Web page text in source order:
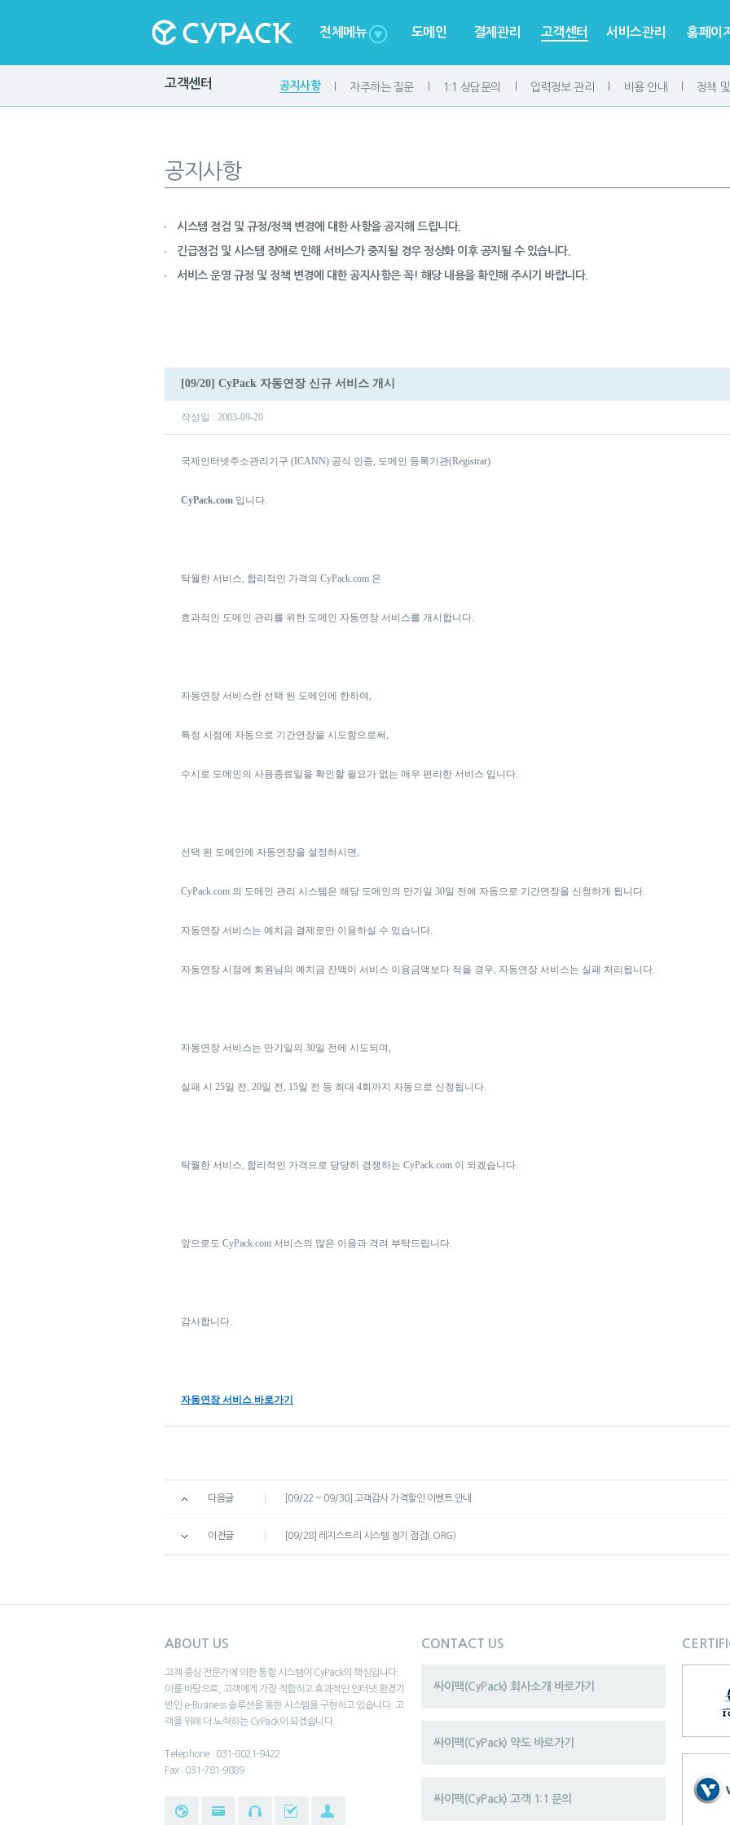
전체메뉴 도메인 결제관리 고객센터 서비스관리 홈페이
고객센터 공지사항 자주하는 질문 1:1 상담문의 입력정보 관리 비용 안내 정책
공지사항
시스템 점검 및 규정/정책 변경에 대한 사항을 공지해 드립니다.
긴급점검 및 시스템 장애로 인해 서비스가 중지될 경우 정상화 이후 공지될 수 있습니다.
서비스 운영 규정 및 정책 변경에 대한 공지사항은 꼭! 해당 내용을 확인해 주시기 바랍니다.
[09/20] CyPack 자동연장 신규 서비스 개시
작성일 : 2003-09-20
국제인터넷주소관리기구 (ICANN) 공식 인증, 도메인 등록기관(Registrar)
CyPack.com 입니다.
탁월한 서비스, 합리적인 가격의 CyPack.com 은
효과적인 도메인 관리를 위한 도메인 자동연장 서비스를 개시합니다.
자동연장 서비스란 선택 된 도메인에 한하여,
특정 시점에 자동으로 기간연장을 시도함으로써,
수시로 도메인의 사용종료일을 확인할 필요가 없는 매우 편리한 서비스 입니다.
선택 된 도메인에 자동연장을 설정하시면,
CyPack.com 의 도메인 관리 시스템은 해당 도메인의 만기일 30일 전에 자동으로 기간연장을 신청하게 됩니다.
자동연장 서비스는 예치금 결제로만 이용하실 수 있습니다.
자동연장 시점에 회원님의 예치금 잔액이 서비스 이용금액보다 적을 경우, 자동연장 서비스는 실패 처리됩니다.
자동연장 서비스는 만기일의 30일 전에 시도되며,
실패 시 25일 전, 20일 전, 15일 전 등 최대 4회까지 자동으로 신청됩니다.
탁월한 서비스, 합리적인 가격으로 당당히 경쟁하는 CyPack.com 이 되겠습니다.
앞으로도 CyPack.com 서비스의 많은 이용과 격려 부탁드립니다.
감사합니다.
자동연장 서비스 바로가기
다음글 [09/22 ~ 09/30] 고객감사 가격할인 이벤트 안내
이전글 [09/28] 레지스트리 시스템 정기 점검(.ORG)
ABOUT US
고객 중심 전문가에 의한 통합 시스템이 CyPack의 핵심입니다.
이를 바탕으로, 고객에게 가장 적합하고 효과적인 인터넷 환경기
반인 e-Business 솔루션을 통한 시스템을 구현하고 있습니다. 고
객을 위해 더 노력하는 CyPack이 되겠습니다.
Telephone : 031-8021-9422
Fax : 031-781-9889
CONTACT US
싸이팩(CyPack) 회사소개 바로가기
싸이팩(CyPack) 약도 바로가기
싸이팩(CyPack) 고객 1:1 문의